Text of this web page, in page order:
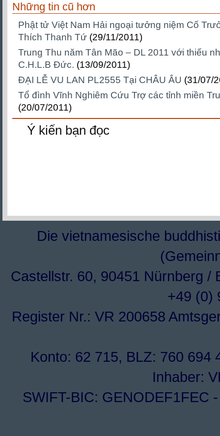
Những tin cũ hơn
Phật tử Việt Nam Hải ngoại tưởng niệm Cố
Thích Thanh Tứ (29/11/2011)
Trung Thu năm Tân Mão – DL 2011 với thiếu
C.H.L.B Đức. (13/09/2011)
ĐẠI LỄ VU LAN PL2555 Tại CHÂU ÂU (31/07/
Tổ đình Vĩnh Nghiêm Cứu Trợ các tỉnh miền
(20/07/2011)
Ý kiến bạn đọc
Die vietnamesische
Castellstr. 60, 90451 Nürnberg /
+49 (0)
Register Nr.: VR 200658
Konto: 62 715, BLZ: 760 694
Inhaber:
SWIFT-BIC: GENODEF1FEC